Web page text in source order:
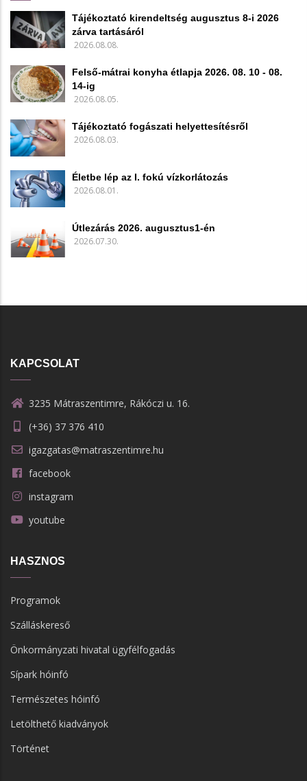
Tájékoztató kirendeltség augusztus 8-i 2026
zárva tartásáról
2026.08.08.
Felső-mátrai konyha étlapja 2026. 08. 10 - 08.
14-ig
2026.08.05.
Tájékoztató fogászati helyettesítésről
2026.08.03.
Életbe lép az I. fokú vízkorlátozás
2026.08.01.
Útlezárás 2026. augusztus1-én
2026.07.30.
KAPCSOLAT
3235 Mátraszentimre, Rákóczi u. 16.
(+36) 37 376 410
igazgatas@matraszentimre.hu
facebook
instagram
youtube
HASZNOS
Programok
Szálláskereső
Önkormányzati hivatal ügyfélfogadás
Sípark hóinfó
Természetes hóinfó
Letölthető kiadványok
Történet